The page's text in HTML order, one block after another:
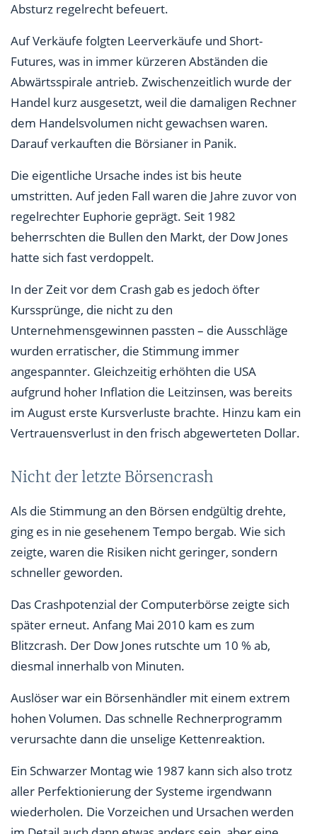
Absturz regelrecht befeuert.
Auf Verkäufe folgten Leerverkäufe und Short-
Futures, was in immer kürzeren Abständen die
Abwärtsspirale antrieb. Zwischenzeitlich wurde der
Handel kurz ausgesetzt, weil die damaligen Rechner
dem Handelsvolumen nicht gewachsen waren.
Darauf verkauften die Börsianer in Panik.
Die eigentliche Ursache indes ist bis heute
umstritten. Auf jeden Fall waren die Jahre zuvor von
regelrechter Euphorie geprägt. Seit 1982
beherrschten die Bullen den Markt, der Dow Jones
hatte sich fast verdoppelt.
In der Zeit vor dem Crash gab es jedoch öfter
Kurssprünge, die nicht zu den
Unternehmensgewinnen passten – die Ausschläge
wurden erratischer, die Stimmung immer
angespannter. Gleichzeitig erhöhten die USA
aufgrund hoher Inflation die Leitzinsen, was bereits
im August erste Kursverluste brachte. Hinzu kam ein
Vertrauensverlust in den frisch abgewerteten Dollar.
Nicht der letzte Börsencrash
Als die Stimmung an den Börsen endgültig drehte,
ging es in nie gesehenem Tempo bergab. Wie sich
zeigte, waren die Risiken nicht geringer, sondern
schneller geworden.
Das Crashpotenzial der Computerbörse zeigte sich
später erneut. Anfang Mai 2010 kam es zum
Blitzcrash. Der Dow Jones rutschte um 10 % ab,
diesmal innerhalb von Minuten.
Auslöser war ein Börsenhändler mit einem extrem
hohen Volumen. Das schnelle Rechnerprogramm
verursachte dann die unselige Kettenreaktion.
Ein Schwarzer Montag wie 1987 kann sich also trotz
aller Perfektionierung der Systeme irgendwann
wiederholen. Die Vorzeichen und Ursachen werden